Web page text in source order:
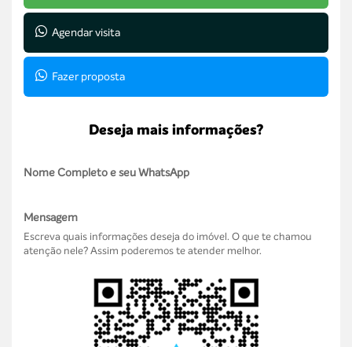
Agendar visita
Fazer proposta
Deseja mais informações?
Nome Completo e seu WhatsApp
Mensagem
Escreva quais informações deseja do imóvel. O que te chamou
atenção nele? Assim poderemos te atender melhor.